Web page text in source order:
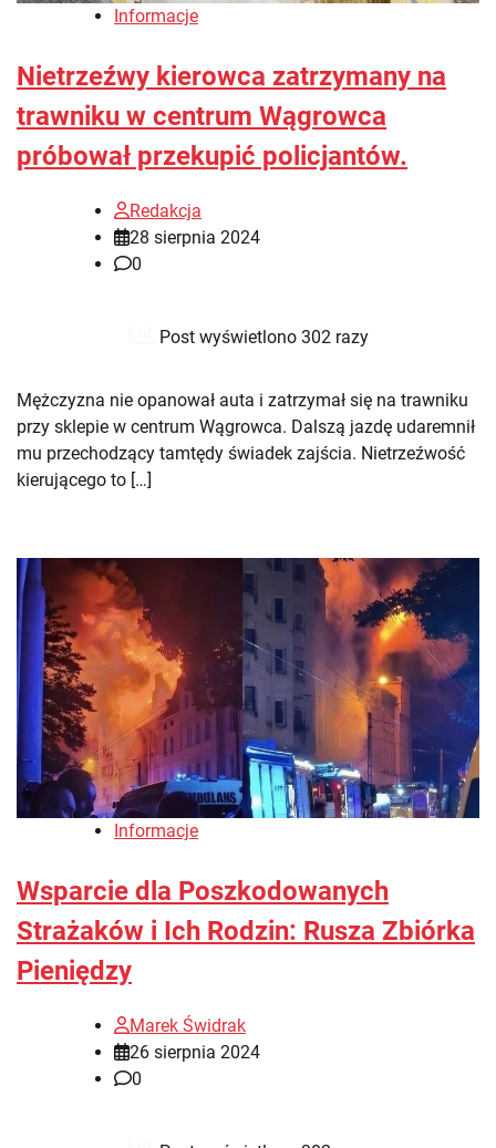
Informacje
Nietrzeźwy kierowca zatrzymany na
trawniku w centrum Wągrowca
próbował przekupić policjantów.
Redakcja
28 sierpnia 2024
0
Post wyświetlono 302 razy
Mężczyzna nie opanował auta i zatrzymał się na trawniku
przy sklepie w centrum Wągrowca. Dalszą jazdę udaremnił
mu przechodzący tamtędy świadek zajścia. Nietrzeźwość
kierującego to […]
Informacje
Wsparcie dla Poszkodowanych
Strażaków i Ich Rodzin: Rusza Zbiórka
Pieniędzy
Marek Świdrak
26 sierpnia 2024
0